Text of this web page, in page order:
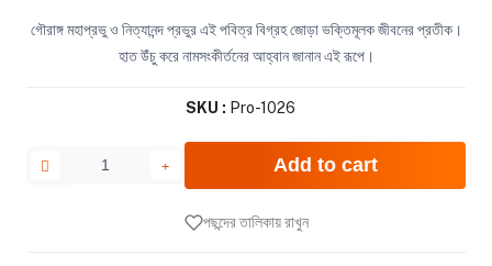
গৌরাঙ্গ মহাপ্রভু ও নিত্যানন্দ প্রভুর এই পবিত্র বিগ্রহ জোড়া ভক্তিমূলক জীবনের প্রতীক।
হাত উঁচু করে নামসংকীর্তনের আহ্বান জানান এই রূপে।
SKU : Pro-1026
Add to cart
পছন্দের তালিকায় রাখুন